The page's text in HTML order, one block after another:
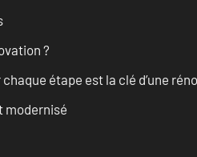
?
étape est la clé d’une
modernisé